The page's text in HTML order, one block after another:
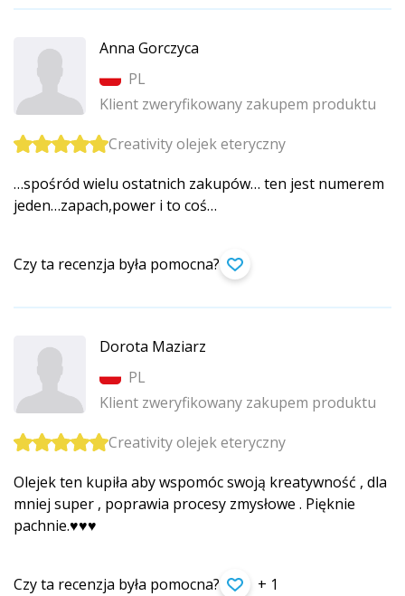
Anna Gorczyca
PL
Klient zweryfikowany zakupem produktu
Creativity olejek eteryczny
…spośród wielu ostatnich zakupów… ten jest numerem
jeden…zapach,power i to coś…
Czy ta recenzja była pomocna?
Dorota Maziarz
PL
Klient zweryfikowany zakupem produktu
Creativity olejek eteryczny
Olejek ten kupiła aby wspomóc swoją kreatywność , dla
mniej super , poprawia procesy zmysłowe . Pięknie
pachnie.♥️♥️♥️
Czy ta recenzja była pomocna? + 1